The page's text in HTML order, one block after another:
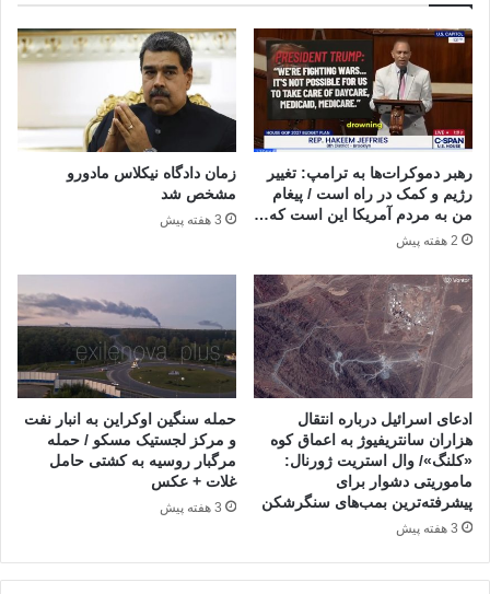
رهبر دموکرات‌ها به ترامپ: تغییر
رژیم و کمک در راه است / پیغام
من به مردم آمریکا این است که…
2 هفته پیش
زمان دادگاه نیکلاس مادورو
مشخص شد
3 هفته پیش
ادعای اسرائیل درباره انتقال
هزاران سانتریفیوژ به اعماق کوه
«کلنگ»/ وال استریت ژورنال:
ماموریتی دشوار برای
پیشرفته‌ترین بمب‌های سنگرشکن
3 هفته پیش
حمله سنگین اوکراین به انبار نفت
و مرکز لجستیک مسکو / حمله
مرگبار روسیه به کشتی حامل
غلات + عکس
3 هفته پیش